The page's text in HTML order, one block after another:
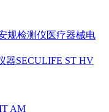
规检测仪医疗器械电
器SECULIFE ST HV